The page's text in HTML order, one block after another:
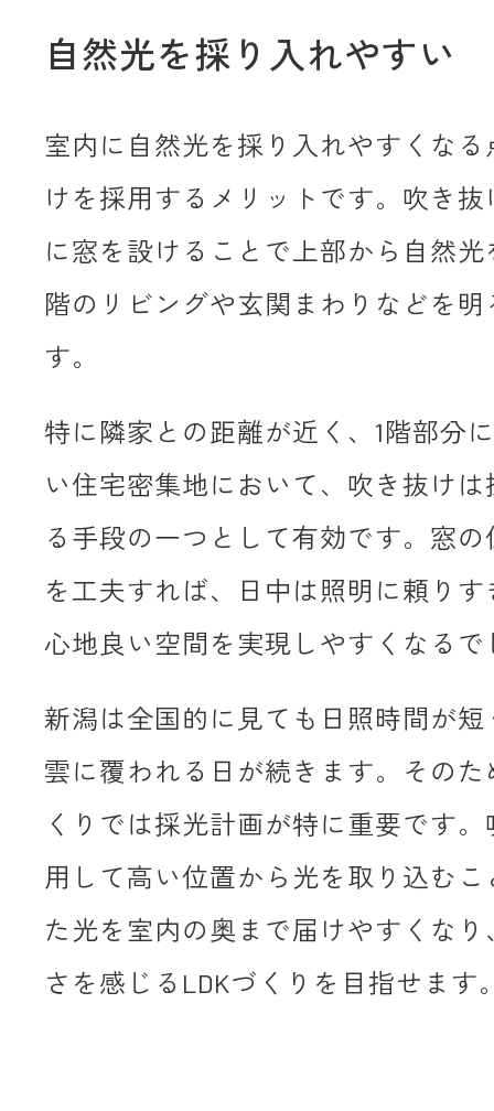
自然光を採り入れやすい
室内に自然光を採り入れやすくな
けを採用するメリットです。吹き
に窓を設けることで上部から自然光
階のリビングや玄関まわりなどを
す。
特に隣家との距離が近く、1階部分
い住宅密集地において、吹き抜け
る手段の一つとして有効です。窓
を工夫すれば、日中は照明に頼り
心地良い空間を実現しやすくなるで
新潟は全国的に見ても日照時間が
雲に覆われる日が続きます。その
くりでは採光計画が特に重要です
用して高い位置から光を取り込む
た光を室内の奥まで届けやすくな
さを感じるLDKづくりを目指せます